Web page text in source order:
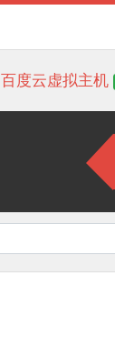
百度云虚拟主机